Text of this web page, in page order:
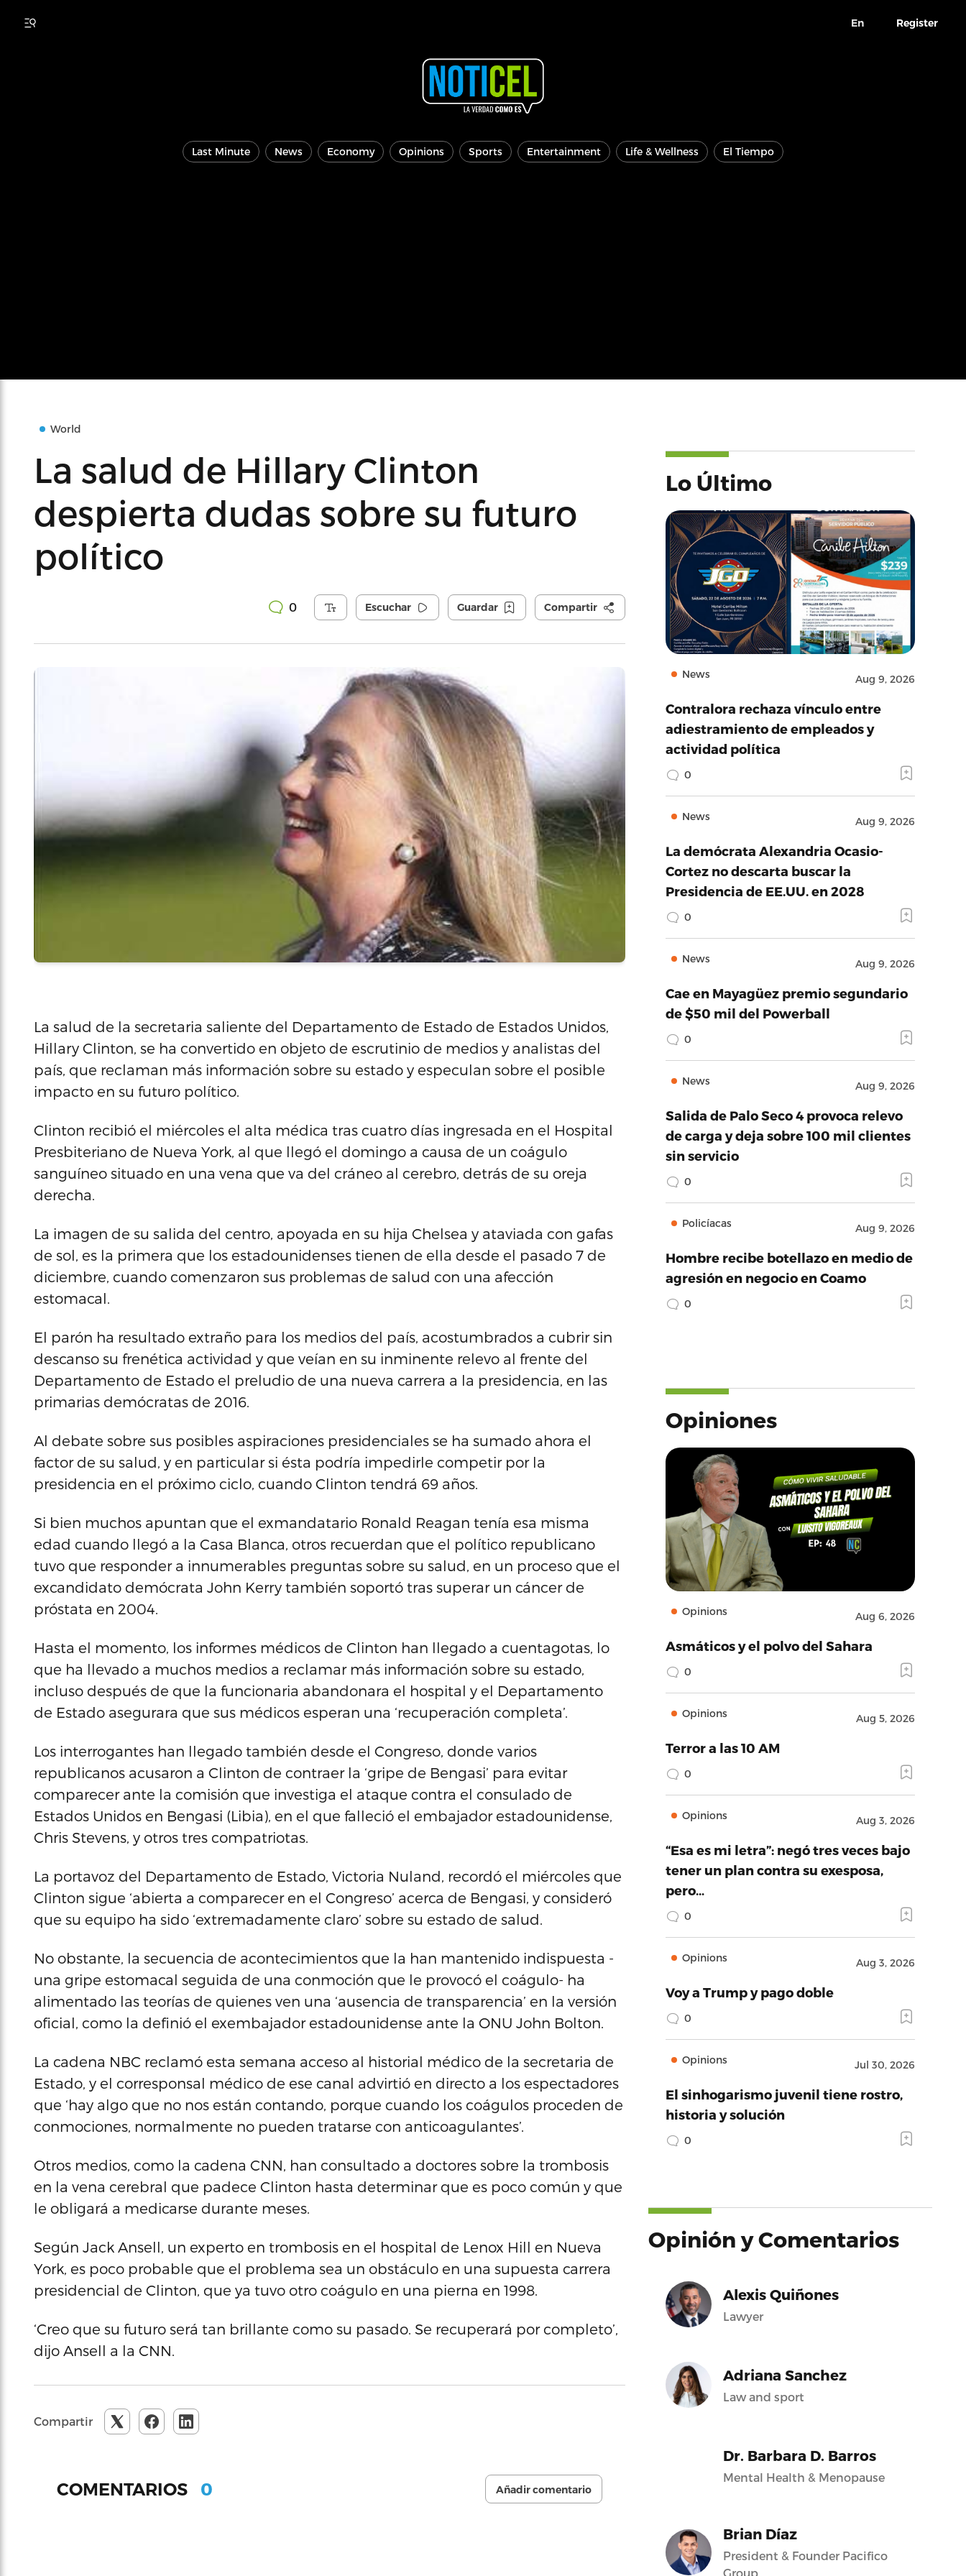
En Register
Last Minute News Economy Opinions Sports Entertainment Life & Wellness El Tiempo
World
La salud de Hillary Clinton
despierta dudas sobre su futuro
político
0 Escuchar Guardar Compartir
La salud de la secretaria saliente del Departamento de Estado de Estados Unidos,
Hillary Clinton, se ha convertido en objeto de escrutinio de medios y analistas del
país, que reclaman más información sobre su estado y especulan sobre el posible
impacto en su futuro político.
Clinton recibió el miércoles el alta médica tras cuatro días ingresada en el Hospital
Presbiteriano de Nueva York, al que llegó el domingo a causa de un coágulo
sanguíneo situado en una vena que va del cráneo al cerebro, detrás de su oreja
derecha.
La imagen de su salida del centro, apoyada en su hija Chelsea y ataviada con gafas
de sol, es la primera que los estadounidenses tienen de ella desde el pasado 7 de
diciembre, cuando comenzaron sus problemas de salud con una afección
estomacal.
El parón ha resultado extraño para los medios del país, acostumbrados a cubrir sin
descanso su frenética actividad y que veían en su inminente relevo al frente del
Departamento de Estado el preludio de una nueva carrera a la presidencia, en las
primarias demócratas de 2016.
Al debate sobre sus posibles aspiraciones presidenciales se ha sumado ahora el
factor de su salud, y en particular si ésta podría impedirle competir por la
presidencia en el próximo ciclo, cuando Clinton tendrá 69 años.
Si bien muchos apuntan que el exmandatario Ronald Reagan tenía esa misma
edad cuando llegó a la Casa Blanca, otros recuerdan que el político republicano
tuvo que responder a innumerables preguntas sobre su salud, en un proceso que el
excandidato demócrata John Kerry también soportó tras superar un cáncer de
próstata en 2004.
Hasta el momento, los informes médicos de Clinton han llegado a cuentagotas, lo
que ha llevado a muchos medios a reclamar más información sobre su estado,
incluso después de que la funcionaria abandonara el hospital y el Departamento
de Estado asegurara que sus médicos esperan una ‘recuperación completa’.
Los interrogantes han llegado también desde el Congreso, donde varios
republicanos acusaron a Clinton de contraer la ‘gripe de Bengasi’ para evitar
comparecer ante la comisión que investiga el ataque contra el consulado de
Estados Unidos en Bengasi (Libia), en el que falleció el embajador estadounidense,
Chris Stevens, y otros tres compatriotas.
La portavoz del Departamento de Estado, Victoria Nuland, recordó el miércoles que
Clinton sigue ‘abierta a comparecer en el Congreso’ acerca de Bengasi, y consideró
que su equipo ha sido ‘extremadamente claro’ sobre su estado de salud.
No obstante, la secuencia de acontecimientos que la han mantenido indispuesta -
una gripe estomacal seguida de una conmoción que le provocó el coágulo- ha
alimentado las teorías de quienes ven una ‘ausencia de transparencia’ en la versión
oficial, como la definió el exembajador estadounidense ante la ONU John Bolton.
La cadena NBC reclamó esta semana acceso al historial médico de la secretaria de
Estado, y el corresponsal médico de ese canal advirtió en directo a los espectadores
que ‘hay algo que no nos están contando, porque cuando los coágulos proceden de
conmociones, normalmente no pueden tratarse con anticoagulantes’.
Otros medios, como la cadena CNN, han consultado a doctores sobre la trombosis
en la vena cerebral que padece Clinton hasta determinar que es poco común y que
le obligará a medicarse durante meses.
Según Jack Ansell, un experto en trombosis en el hospital de Lenox Hill en Nueva
York, es poco probable que el problema sea un obstáculo en una supuesta carrera
presidencial de Clinton, que ya tuvo otro coágulo en una pierna en 1998.
‘Creo que su futuro será tan brillante como su pasado. Se recuperará por completo’,
dijo Ansell a la CNN.
Compartir
COMENTARIOS 0 Añadir comentario
Lo Último
News Aug 9, 2026
Contralora rechaza vínculo entre
adiestramiento de empleados y
actividad política
0
News Aug 9, 2026
La demócrata Alexandria Ocasio-
Cortez no descarta buscar la
Presidencia de EE.UU. en 2028
0
News Aug 9, 2026
Cae en Mayagüez premio segundario
de $50 mil del Powerball
0
News Aug 9, 2026
Salida de Palo Seco 4 provoca relevo
de carga y deja sobre 100 mil clientes
sin servicio
0
Policíacas Aug 9, 2026
Hombre recibe botellazo en medio de
agresión en negocio en Coamo
0
Opiniones
Opinions Aug 6, 2026
Asmáticos y el polvo del Sahara
0
Opinions Aug 5, 2026
Terror a las 10 AM
0
Opinions Aug 3, 2026
“Esa es mi letra”: negó tres veces bajo
tener un plan contra su exesposa,
pero…
0
Opinions Aug 3, 2026
Voy a Trump y pago doble
0
Opinions Jul 30, 2026
El sinhogarismo juvenil tiene rostro,
historia y solución
0
Opinión y Comentarios
Alexis Quiñones
Lawyer
Adriana Sanchez
Law and sport
Dr. Barbara D. Barros
Mental Health & Menopause
Brian Díaz
President & Founder Pacifico
Group